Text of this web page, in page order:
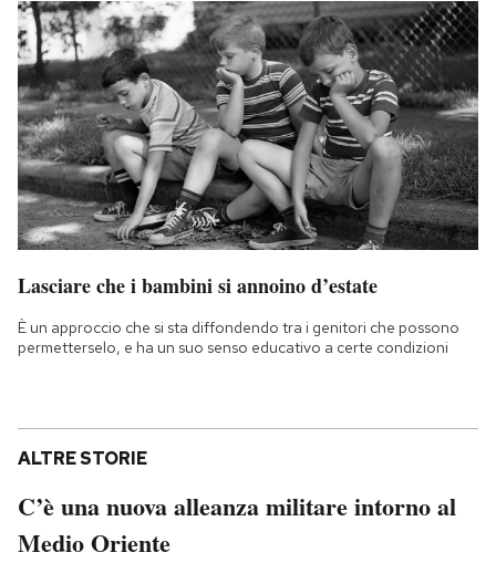
Lasciare che i bambini si annoino d’estate
È un approccio che si sta diffondendo tra i genitori che possono
permetterselo, e ha un suo senso educativo a certe condizioni
ALTRE STORIE
C’è una nuova alleanza militare intorno al
Medio Oriente